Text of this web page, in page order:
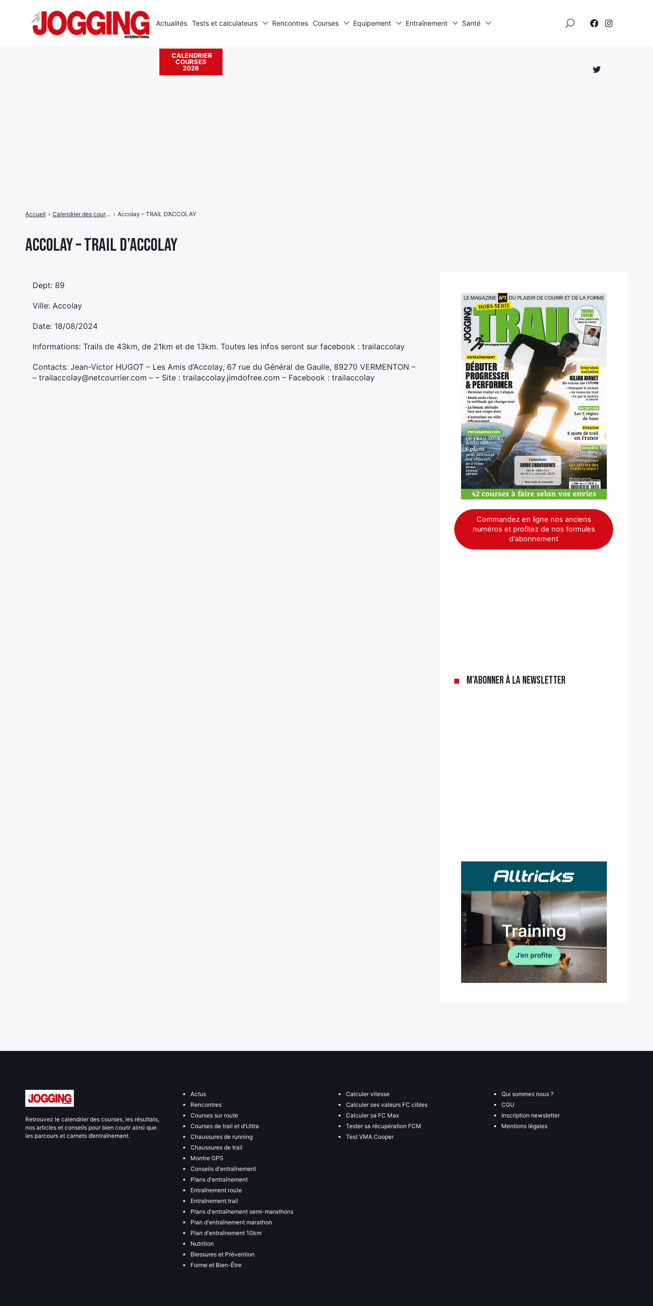
Accolay – TRAIL D’ACCOLAY
Accueil › Calendrier des courses › Accolay – TRAIL D’ACCOLAY
Dept: 89
Ville: Accolay
Date: 18/08/2024
Informations: Trails de 43km, de 21km et de 13km. Toutes les infos seront sur facebook : trailaccolay
Contacts: Jean-Victor HUGOT – Les Amis d’Accolay, 67 rue du Général de Gaulle, 89270 VERMENTON –
– trailaccolay@netcourrier.com – – Site : trailaccolay.jimdofree.com – Facebook : trailaccolay
Commandez en ligne nos anciens
numéros et profitez de nos formules
d'abonnement
M’abonner à la newsletter
Actualités Tests et calculateurs Rencontres Courses Equipement Entraînement Santé
CALENDRIER
COURSES
2026
Élément
Retrouvez le calendrier des courses, les résultats,
nos articles et conseils pour bien courir ainsi que
les parcours et carnets d’entraînement.
Actus
Rencontres
Courses sur route
Courses de trail et d'Ultra
Chaussures de running
Chaussures de trail
Montre GPS
Conseils d'entraînement
Plans d'entraînement
Entraînement route
Entraînement trail
Plans d'entraînement semi-marathons
Plan d'entraînement marathon
Plan d'entraînement 10km
Nutrition
Blessures et Prévention
Forme et Bien-Être
Calculer vitesse
Calculer ses valeurs FC cibles
Calculer sa FC Max
Tester sa récupération FCM
Test VMA Cooper
Qui sommes nous ?
CGU
Inscription newsletter
Mentions légales
Rechercher